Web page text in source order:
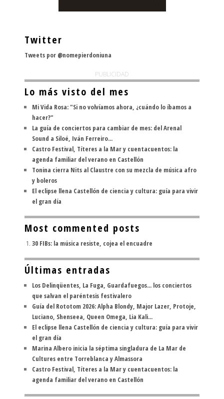
Twitter
Tweets por @nomepierdoniuna
PUBLICIDAD
Lo más visto del mes
Mi Vida Rosa: "Si no volvíamos ahora, ¿cuándo lo íbamos a
hacer?"
La guía de conciertos para cambiar de mes: del Arenal
Sound a Siloé, Iván Ferreiro...
Castro Festival, Títeres a la Mar y cuentacuentos: la
agenda familiar del verano en Castellón
Tonina cierra Nits al Claustre con su mezcla de música afro
y boleros
El eclipse llena Castellón de ciencia y cultura: guía para vivir
el gran día
Most commented posts
30 FIBs: la música resiste, cojea el encuadre
Últimas entradas
Los Delinqüentes, La Fuga, Guardafuegos... los conciertos
que salvan el paréntesis festivalero
Guía del Rototom 2026: Alpha Blondy, Major Lazer, Protoje,
Luciano, Shenseea, Queen Omega, Lia Kali...
El eclipse llena Castellón de ciencia y cultura: guía para vivir
el gran día
Marina Albero inicia la séptima singladura de La Mar de
Cultures entre Torreblanca y Almassora
Castro Festival, Títeres a la Mar y cuentacuentos: la
agenda familiar del verano en Castellón